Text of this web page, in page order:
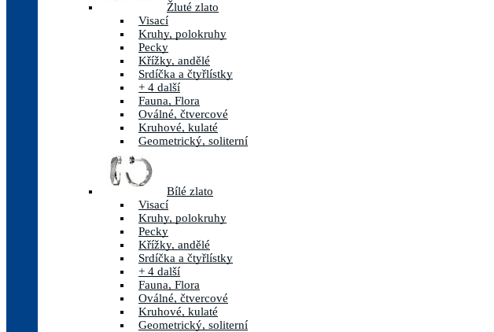
Žluté zlato
Visací
Kruhy, polokruhy
Pecky
Křížky, andělé
Srdíčka a čtyřlístky
+ 4 další
Fauna, Flora
Oválné, čtvercové
Kruhové, kulaté
Geometrický, soliterní
Bílé zlato
Visací
Kruhy, polokruhy
Pecky
Křížky, andělé
Srdíčka a čtyřlístky
+ 4 další
Fauna, Flora
Oválné, čtvercové
Kruhové, kulaté
Geometrický, soliterní